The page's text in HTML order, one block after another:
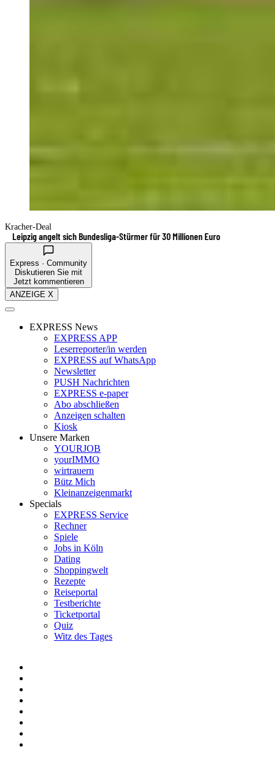
Kracher-Deal
Leipzig angelt sich Bundesliga-Stürmer für 30 Millionen Euro
Express · Community
Diskutieren Sie mit
Jetzt kommentieren
ANZEIGE X
EXPRESS News
EXPRESS APP
Leserreporter/in werden
EXPRESS auf WhatsApp
Newsletter
PUSH Nachrichten
EXPRESS e-paper
Abo abschließen
Anzeigen schalten
Kiosk
Unsere Marken
YOURJOB
yourIMMO
wirtrauern
Bütz Mich
Kleinanzeigenmarkt
Specials
EXPRESS Service
Rechner
Spiele
Jobs in Köln
Dating
Shoppingwelt
Rezepte
Reiseportal
Testberichte
Ticketportal
Quiz
Witz des Tages